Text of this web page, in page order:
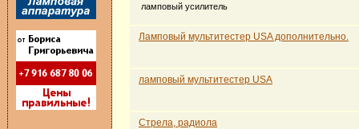
ламповый усилитель
Ламповый мультитестер USA дополнительно.
ламповый мультитестер USA
Стрела, радиола